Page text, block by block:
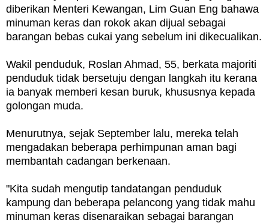
diberikan Menteri Kewangan, Lim Guan Eng bahawa
minuman keras dan rokok akan dijual sebagai
barangan bebas cukai yang sebelum ini dikecualikan.
Wakil penduduk, Roslan Ahmad, 55, berkata majoriti
penduduk tidak bersetuju dengan langkah itu kerana
ia banyak memberi kesan buruk, khususnya kepada
golongan muda.
Menurutnya, sejak September lalu, mereka telah
mengadakan beberapa perhimpunan aman bagi
membantah cadangan berkenaan.
"Kita sudah mengutip tandatangan penduduk
kampung dan beberapa pelancong yang tidak mahu
minuman keras disenaraikan sebagai barangan